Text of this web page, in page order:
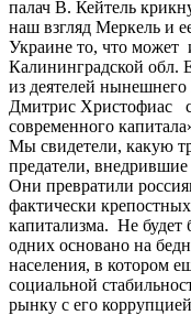
палач В. Кейтель
наш взгляд Меркель и
Украине то, что может
Калининградской
из деятелей
Дмитрис Христофиас
современного
Мы свидетели, какую
предатели,
Они превратили
фактически
капитализма. Не будет
одних основано на
населения, в котором
социальной
рынку с его